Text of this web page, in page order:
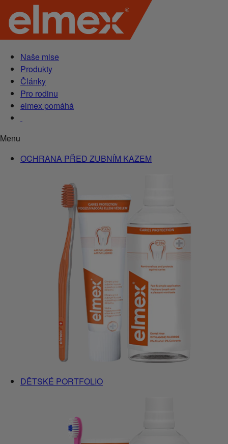
Naše mise
Produkty
Články
Pro rodinu
elmex pomáhá
Menu
OCHRANA PŘED ZUBNÍM KAZEM
DĚTSKÉ PORTFOLIO